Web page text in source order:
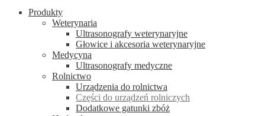
Produkty
Weterynaria
Ultrasonografy weterynaryjne
Głowice i akcesoria weterynaryjne
Medycyna
Ultrasonografy medyczne
Rolnictwo
Urządzenia do rolnictwa
Części do urządzeń rolniczych
Dodatkowe gatunki zbóż